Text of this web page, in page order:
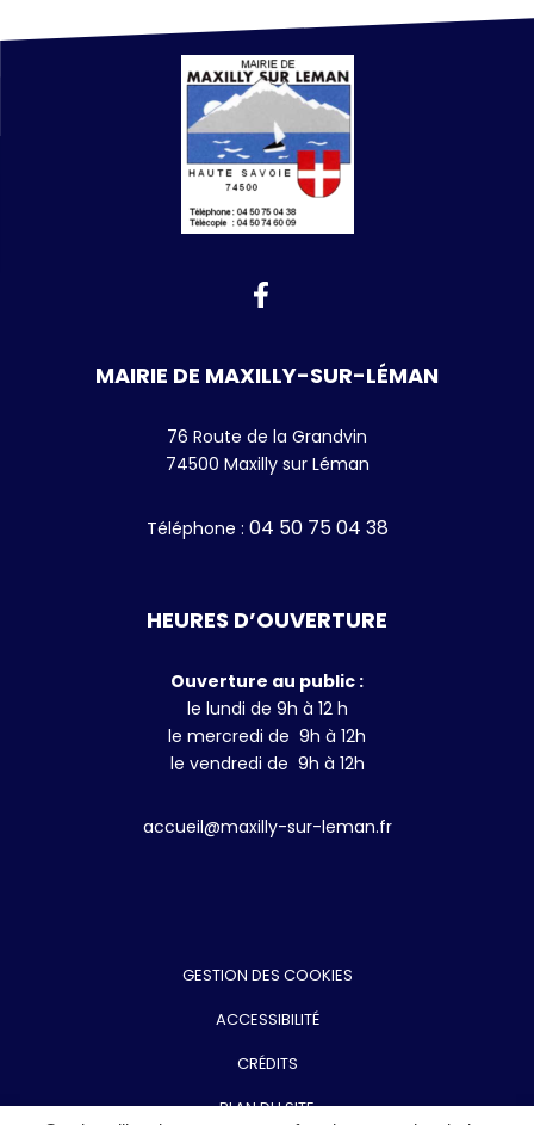
MAIRIE DE MAXILLY-SUR-LÉMAN
76 Route de la Grandvin
74500 Maxilly sur Léman
Téléphone : 04 50 75 04 38
HEURES D’OUVERTURE
Ouverture au public :
le lundi de 9h à 12 h
le mercredi de 9h à 12h
le vendredi de 9h à 12h
accueil@maxilly-sur-leman.fr
GESTION DES COOKIES
ACCESSIBILITÉ
CRÉDITS
PLAN DU SITE